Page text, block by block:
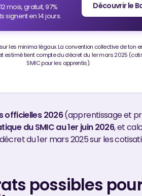
mois, gratuit, 97%
signent en 14 jours.
Découvrir le
les minima légaux. La convention collective de ton
estimé tient compte du décret du 1er mars 2025
SMIC pour les apprentis).
officielles 2026(apprentissage et
du SMIC au 1er juin 2026, et
du 1er mars 2025 sur les
possibles